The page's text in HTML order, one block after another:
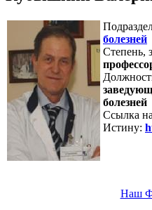
болезней
Степень,
болезней
Ссылка на
Истину:
Наш